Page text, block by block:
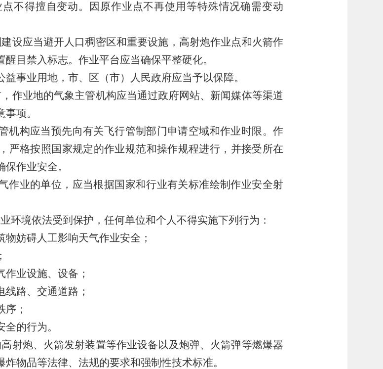
不得擅自变动。因原作业点不再使用等特殊情况确需变动
设应当避开人口稠密区和重要设施，高射炮作业点和火箭作
目禁入标志。作业平台应当确保平整硬化。
事业用地，市、区（市）人民政府应当予以保障。
作业地的气象主管机构应当通过政府网站、新闻媒体等渠道
项。
机构应当预先向有关飞行管制部门申请空域和作业时限。作
严格按照国家规定的作业规范和操作规程进行，并接受所在
作业安全。
作业的单位，应当根据国家和行业有关标准绘制作业安全射
环境依法受到保护，任何单位和个人不得实施下列行为：
物妨碍人工影响天气作业安全；
作业设施、设备；
线路、交通道路；
序；
的行为。
射炮、火箭发射装置等作业设备以及炮弹、火箭弹等燃爆器
物品等法律、法规的要求和强制性技术标准。